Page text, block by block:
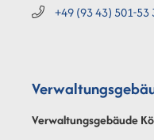
+49 (9343) 501-53
Verwaltungsgebäude